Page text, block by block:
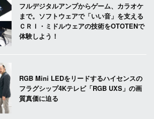
フルデジタルアンプからゲーム、カラオケ
まで。ソフトウェアで「いい音」を支える
ＣＲＩ・ミドルウェアの技術をOTOTENで
体験しよう！
RGB Mini LEDをリードするハイセンスの
フラグシップ4Kテレビ「RGB UXS」の画
質真価に迫る